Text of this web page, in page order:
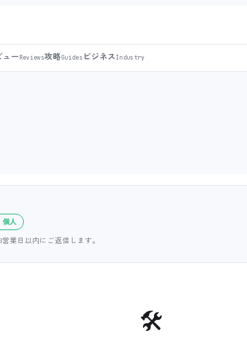
ューReviews攻略Guides ビジネスIndustry
個人
業日以内にご返信します。
🛠️